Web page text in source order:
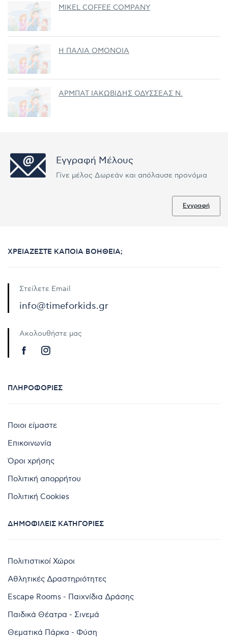
MIKEL COFFEE COMPANY
Η ΠΑΛΙΑ ΟΜΟΝΟΙΑ
ΑΡΜΠΑΤ ΙΑΚΩΒΙΔΗΣ ΟΔΥΣΣΕΑΣ Ν.
Εγγραφή Μέλους
Γίνε μέλος Δωρεάν και απόλαυσε προνόμια
Εγγραφή
ΧΡΕΙΆΖΕΣΤΕ ΚΆΠΟΙΑ ΒΟΉΘΕΙΑ;
Στείλετε Email
info@timeforkids.gr
Ακολουθήστε μας
ΠΛΗΡΟΦΟΡΊΕΣ
Ποιοι είμαστε
Επικοινωνία
Όροι χρήσης
Πολιτική απορρήτου
Πολιτική Cookies
ΔΗΜΟΦΙΛΕΊΣ ΚΑΤΗΓΟΡΊΕΣ
Πολιτιστικοί Χώροι
Αθλητικές Δραστηριότητες
Escape Rooms - Παιχνίδια Δράσης
Παιδικά Θέατρα - Σινεμά
Θεματικά Πάρκα - Φύση